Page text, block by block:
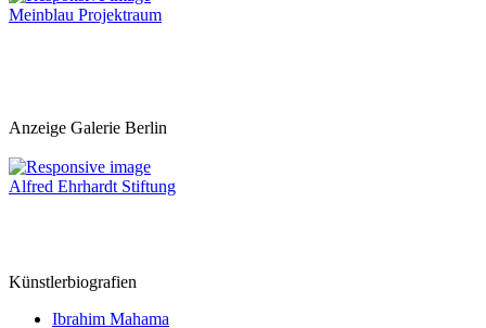
Meinblau Projektraum
Anzeige Galerie Berlin
Alfred Ehrhardt Stiftung
Künstlerbiografien
Ibrahim Mahama